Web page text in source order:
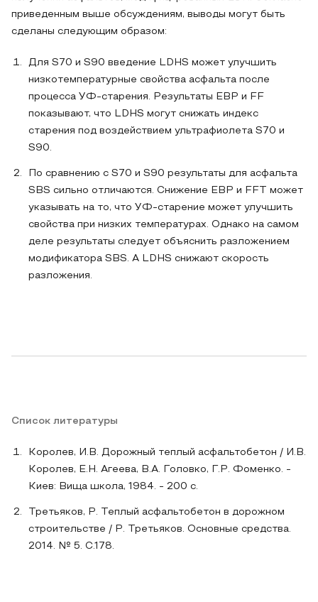
приведенным выше обсуждениям, выводы могут быть
сделаны следующим образом:
Для S70 и S90 введение LDHS может улучшить
низкотемпературные свойства асфальта после
процесса УФ-старения. Результаты EBP и FF
показывают, что LDHS могут снижать индекс
старения под воздействием ультрафиолета S70 и
S90.
По сравнению с S70 и S90 результаты для асфальта
SBS сильно отличаются. Снижение EBP и FFT может
указывать на то, что УФ-старение может улучшить
свойства при низких температурах. Однако на самом
деле результаты следует объяснить разложением
модификатора SBS. А LDHS снижают скорость
разложения.
Список литературы
Королев, И.В. Дорожный теплый асфальтобетон / И.В.
Королев, E.H. Агеева, В.А. Головко, Г.Р. Фоменко. -
Киев: Вища школа, 1984. - 200 с.
Третьяков, Р. Теплый асфальтобетон в дорожном
строительстве / Р. Третьяков. Основные средства.
2014. № 5. С.178.